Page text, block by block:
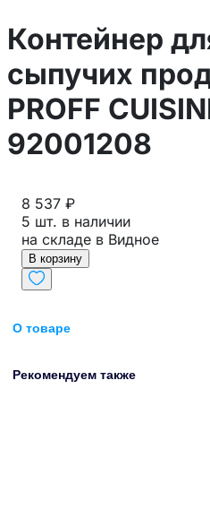
Контейнер
сыпучих
PROFF
92001208
8 537 ₽
5 шт. в наличии
на складе в Видное
В корзину
О товаре
Рекомендуем также